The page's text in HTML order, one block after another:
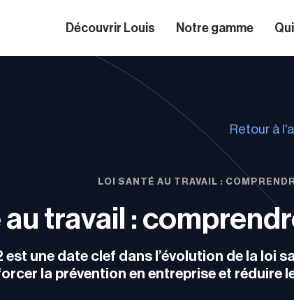
Découvrir Louis Notre gamme
Retour à
LOI SANTÉ AU TRAVAIL :
au travail :
est une date clef dans l’évolution de la
la prévention en entreprise et réduire